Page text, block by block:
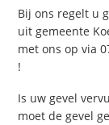
Bij ons regelt u
uit gemeente
met ons op via
!
Is uw gevel
moet de gevel